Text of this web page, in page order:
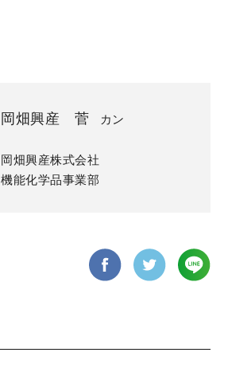
岡畑興産 菅 カン
岡畑興産株式会社
機能化学品事業部